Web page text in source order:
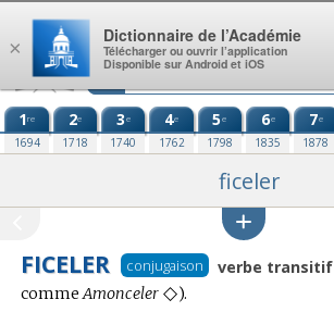
Aller au contenu
1re
1694
2e
1718
3e
1740
4e
1762
5e
1798
6e
1835
7e
1878
ficeler
FICELER conjugaison verbe transitif
commeAmonceler ◇).
×
Dictionnaire de l’Académie
Télécharger ou ouvrir l’application
Disponible sur Android et iOS